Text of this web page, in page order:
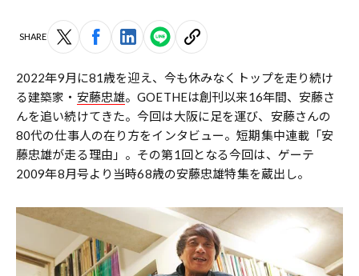
SHARE
2022年9月に81歳を迎え、今も休みなくトップを走り続け
る建築家・ 安藤忠雄。GOETHEは創刊以来16年間、安藤さ
んを追い続けてきた。今回は大阪に足を運び、安藤さんの
80代の仕事人の在り方をインタビュー。短期集中連載「安
藤忠雄が走る理由」。その第1回となる今回は、ゲーテ
2009年8月号より当時68歳の安藤忠雄特集を蔵出し。